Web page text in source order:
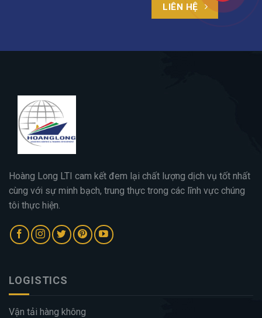
LIÊN HỆ
Hoàng Long LTI cam kết đem lại chất lượng dịch vụ tốt nhất
cùng với sự minh bạch, trung thực trong các lĩnh vực chúng
tôi thực hiện.
LOGISTICS
Vận tải hàng không